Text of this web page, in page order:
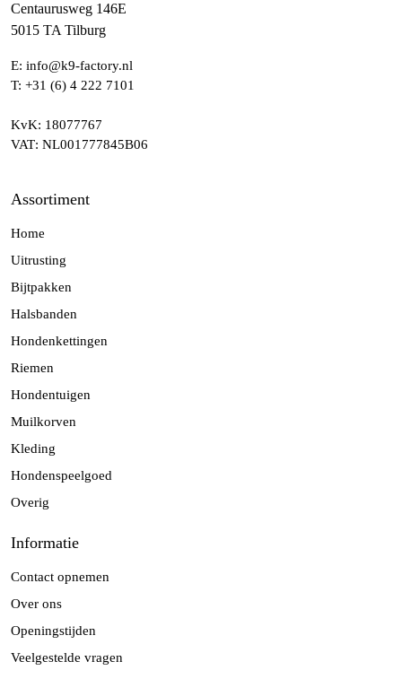
Centaurusweg 146E
5015 TA Tilburg
E: info@k9-factory.nl
T: +31 (6) 4 222 7101
KvK: 18077767
VAT: NL001777845B06
Assortiment
Home
Uitrusting
Bijtpakken
Halsbanden
Hondenkettingen
Riemen
Hondentuigen
Muilkorven
Kleding
Hondenspeelgoed
Overig
Informatie
Contact opnemen
Over ons
Openingstijden
Veelgestelde vragen